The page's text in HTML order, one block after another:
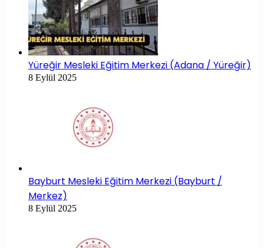
Yüreğir Mesleki Eğitim Merkezi (Adana / Yüreğir)
8 Eylül 2025
Bayburt Mesleki Eğitim Merkezi (Bayburt /
Merkez)
8 Eylül 2025